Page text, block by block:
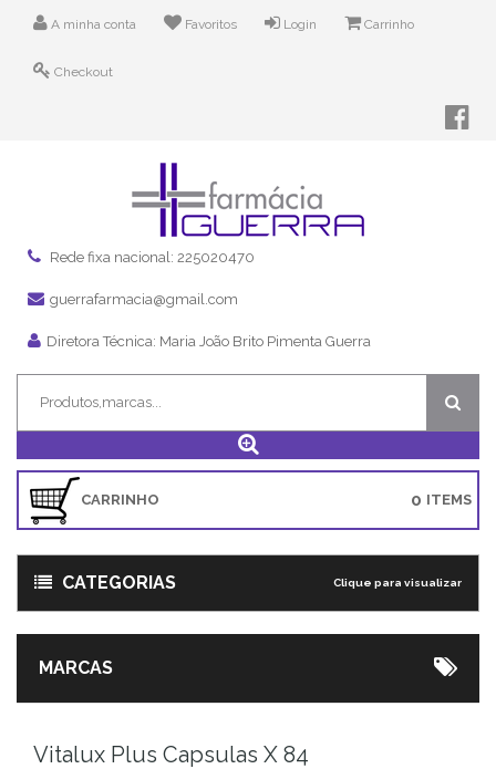
A minha conta Favoritos Login Carrinho
Checkout
Rede fixa nacional: 225020470
guerrafarmacia@gmail.com
Diretora Técnica: Maria João Brito Pimenta Guerra
CARRINHO ITEMS
0
CATEGORIAS Clique para visualizar
MARCAS
Vitalux Plus Capsulas X 84